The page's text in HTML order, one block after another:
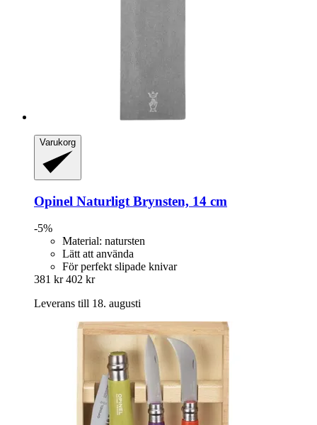
Varukorg
Opinel Naturligt Brynsten, 14 cm
-5%
Material: natursten
Lätt att använda
För perfekt slipade knivar
381 kr 402 kr
Leverans till 18. augusti